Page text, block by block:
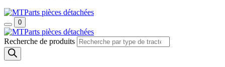
0
Recherche de produits